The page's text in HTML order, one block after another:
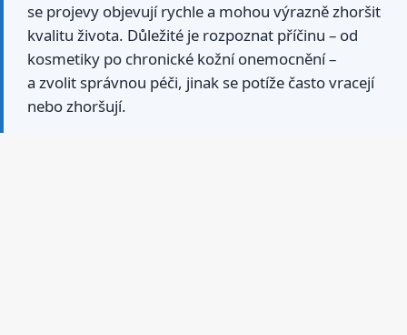
se projevy objevují rychle a mohou výrazně zhoršit
kvalitu života. Důležité je rozpoznat příčinu – od
kosmetiky po chronické kožní onemocnění –
a zvolit správnou péči, jinak se potíže často vracejí
nebo zhoršují.